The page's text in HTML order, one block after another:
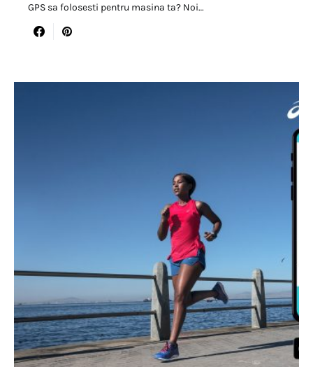
GPS sa folosesti pentru masina ta? Noi…